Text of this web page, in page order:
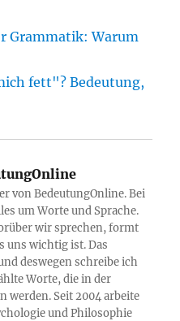
Grammatik: Warum
fett"? Bedeutung,
von BedeutungOnline. Bei
um Worte und Sprache.
wir sprechen, formt
uns wichtig ist. Das
deswegen schreibe ich
Worte, die in der
werden. Seit 2004 arbeite
und Philosophie